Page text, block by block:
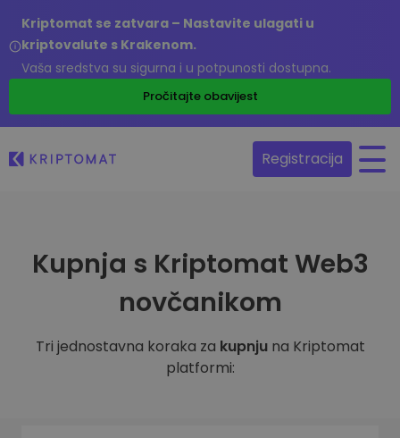
Kriptomat se zatvara – Nastavite ulagati u
kriptovalute s Krakenom.
Vaša sredstva su sigurna i u potpunosti dostupna.
Pročitajte obavijest
Registracija
Kupnja s Kriptomat Web3
novčanikom
Tri jednostavna koraka za kupnju na Kriptomat
platformi: